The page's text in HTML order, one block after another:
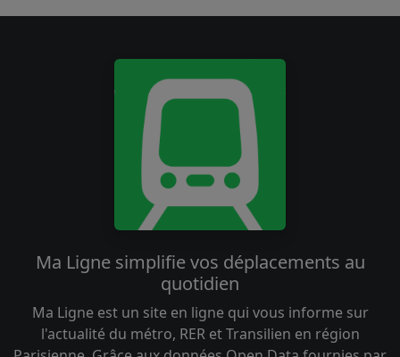
Ma Ligne simplifie vos déplacements au
quotidien
Ma Ligne est un site en ligne qui vous informe sur
l'actualité du métro, RER et Transilien en région